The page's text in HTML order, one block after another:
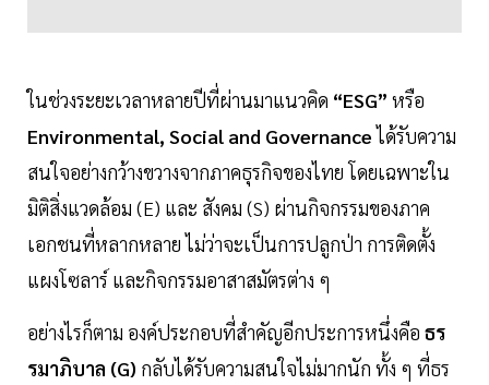
ในช่วงระยะเวลาหลายปีที่ผ่านมาแนวคิด “ESG” หรือ
Environmental, Social and Governanceได้รับความ
สนใจอย่างกว้างขวางจากภาคธุรกิจของไทย โดยเฉพาะใน
มิติสิ่งแวดล้อม (E) และ สังคม (S) ผ่านกิจกรรมของภาค
เอกชนที่หลากหลาย ไม่ว่าจะเป็นการปลูกป่า การติดตั้ง
แผงโซลาร์ และกิจกรรมอาสาสมัตรต่าง ๆ
อย่างไรก็ตาม องค์ประกอบที่สำคัญอีกประการหนึ่งคือ ธร
รมาภิบาล (G) กลับได้รับความสนใจไม่มากนัก ทั้ง ๆ ที่ธร